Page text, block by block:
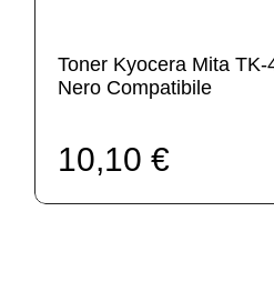
Toner Kyocera Mita
Nero Compatibile
10,10 €